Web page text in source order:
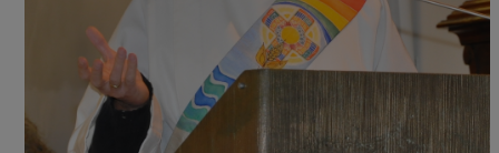
Mesnerinnen
Ministranten
Organisten